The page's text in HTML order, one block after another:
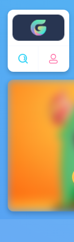
Enjoy4fun